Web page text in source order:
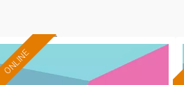
ONLINE